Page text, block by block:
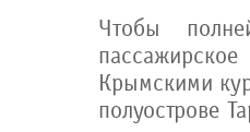
Чтобы
Крымскими
полуострове